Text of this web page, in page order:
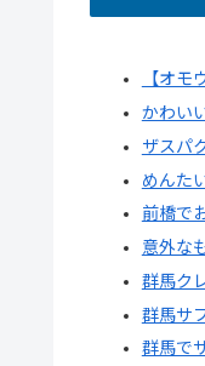
【オモ
かわい
ザスパ
めんた
前橋で
意外な
群馬ク
群馬サ
群馬で